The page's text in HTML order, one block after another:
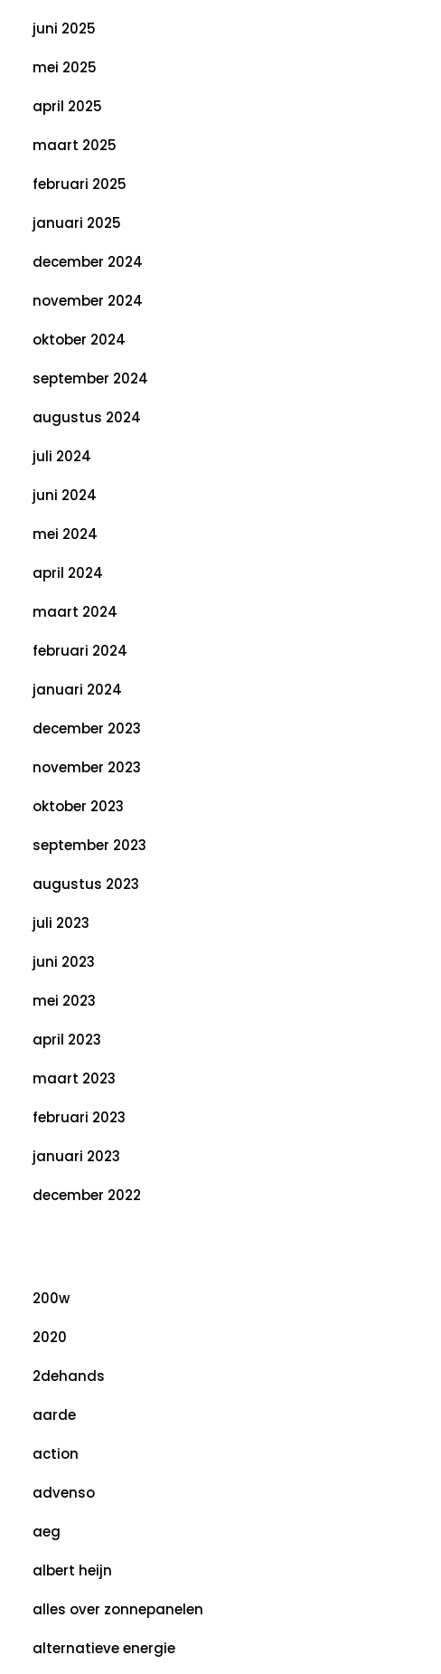
juni 2025
mei 2025
april 2025
maart 2025
februari 2025
januari 2025
december 2024
november 2024
oktober 2024
september 2024
augustus 2024
juli 2024
juni 2024
mei 2024
april 2024
maart 2024
februari 2024
januari 2024
december 2023
november 2023
oktober 2023
september 2023
augustus 2023
juli 2023
juni 2023
mei 2023
april 2023
maart 2023
februari 2023
januari 2023
december 2022
200w
2020
2dehands
aarde
action
advenso
aeg
albert heijn
alles over zonnepanelen
alternatieve energie